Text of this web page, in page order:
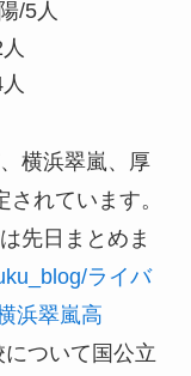
/5人
横浜翠嵐、厚
れています。
先日まとめま
ライバ
浜翠嵐高
ついて国公立